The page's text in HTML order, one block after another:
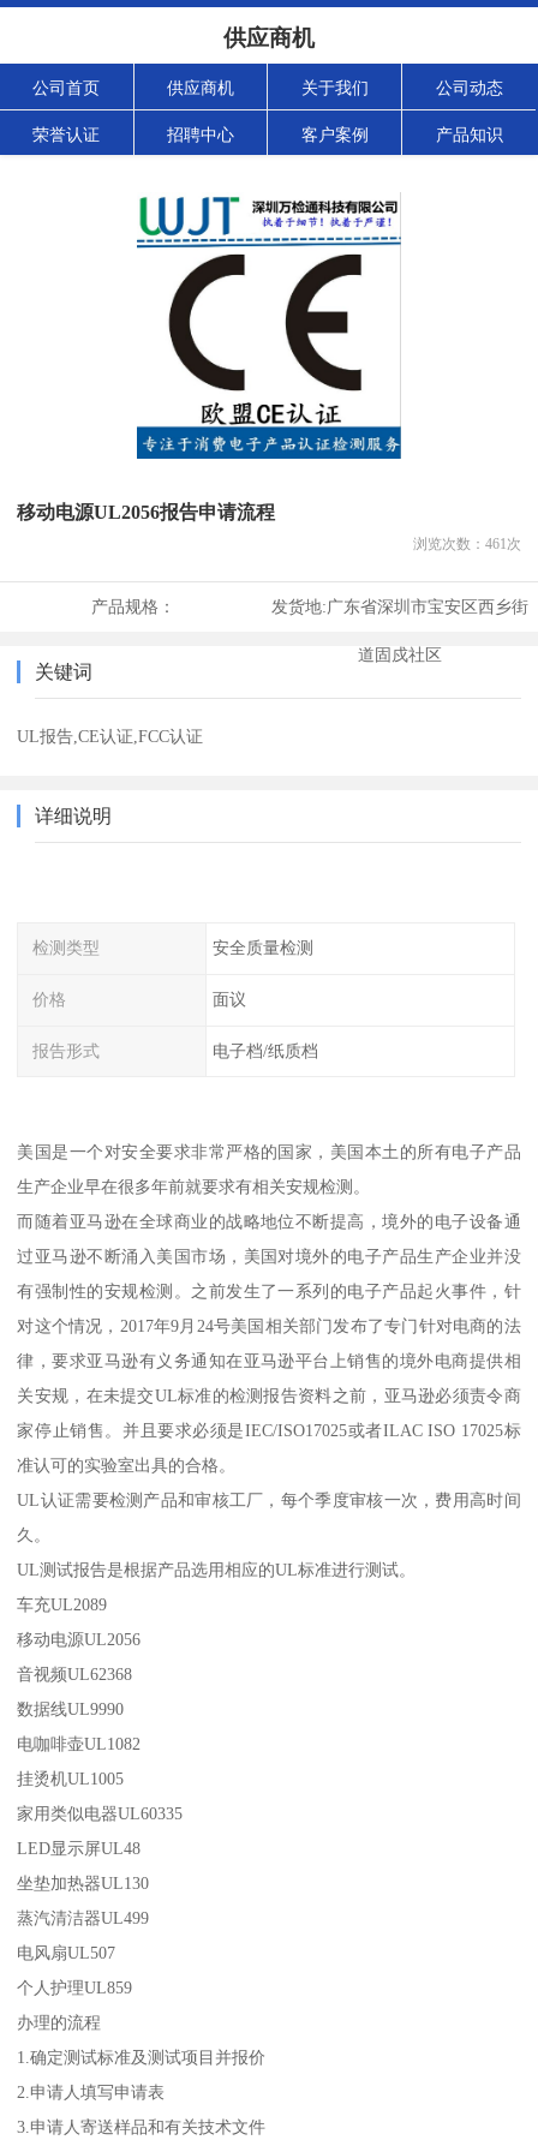
供应商机
公司首页 供应商机 关于我们 公司动态
荣誉认证 招聘中心 客户案例 产品知识
移动电源UL2056报告申请流程
浏览次数： 461次
产品规格： 发货地:广东省深圳市宝安区西乡街
道固戍社区
关键词
UL报告,CE认证,FCC认证
详细说明
检测类型 安全质量检测
价格 面议
报告形式 电子档/纸质档
美国是一个对安全要求非常严格的国家，美国本土的所有电子产品
生产企业早在很多年前就要求有相关安规检测。
而随着亚马逊在全球商业的战略地位不断提高，境外的电子设备通
过亚马逊不断涌入美国市场，美国对境外的电子产品生产企业并没
有强制性的安规检测。之前发生了一系列的电子产品起火事件，针
对这个情况，2017年9月24号美国相关部门发布了专门针对电商的法
律，要求亚马逊有义务通知在亚马逊平台上销售的境外电商提供相
关安规，在未提交UL标准的检测报告资料之前，亚马逊必须责令商
家停止销售。并且要求必须是IEC/ISO17025或者ILAC ISO 17025标
准认可的实验室出具的合格。
UL认证需要检测产品和审核工厂，每个季度审核一次，费用高时间
久。
UL测试报告是根据产品选用相应的UL标准进行测试。
车充UL2089
移动电源UL2056
音视频UL62368
数据线UL9990
电咖啡壶UL1082
挂烫机UL1005
家用类似电器UL60335
LED显示屏UL48
坐垫加热器UL130
蒸汽清洁器UL499
电风扇UL507
个人护理UL859
办理的流程
1.确定测试标准及测试项目并报价
2.申请人填写申请表
3.申请人寄送样品和有关技术文件